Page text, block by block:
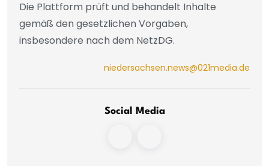
Die Plattform prüft und behandelt Inhalte
gemäß den gesetzlichen Vorgaben,
insbesondere nach dem NetzDG.
niedersachsen.news@021media.de
Social Media